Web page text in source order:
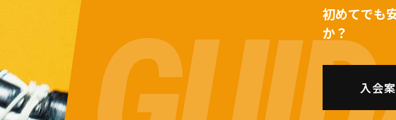
初めてでも
か？
入会